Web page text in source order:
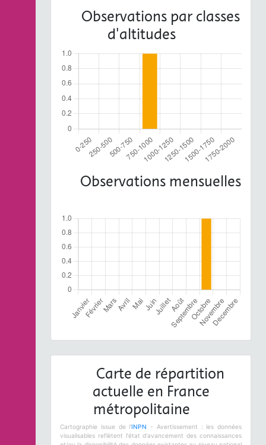
Observations par classes
d'altitudes
Observations mensuelles
Carte de répartition
actuelle en France
métropolitaine
Cartographie issue de l'INPN
- Avertissement : les données
visualisables reflètent l'état d'avancement des connaissances